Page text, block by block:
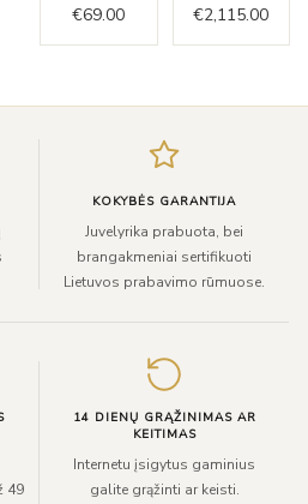
€69.00
€2,115.00
KOKYBĖS GARANTIJA
Juvelyrika prabuota, bei
brangakmeniai sertifikuoti
Lietuvos prabavimo rūmuose.
49
14 DIENŲ GRĄŽINIMAS AR
KEITIMAS
Internetu įsigytus gaminius
galite grąžinti ar keisti.